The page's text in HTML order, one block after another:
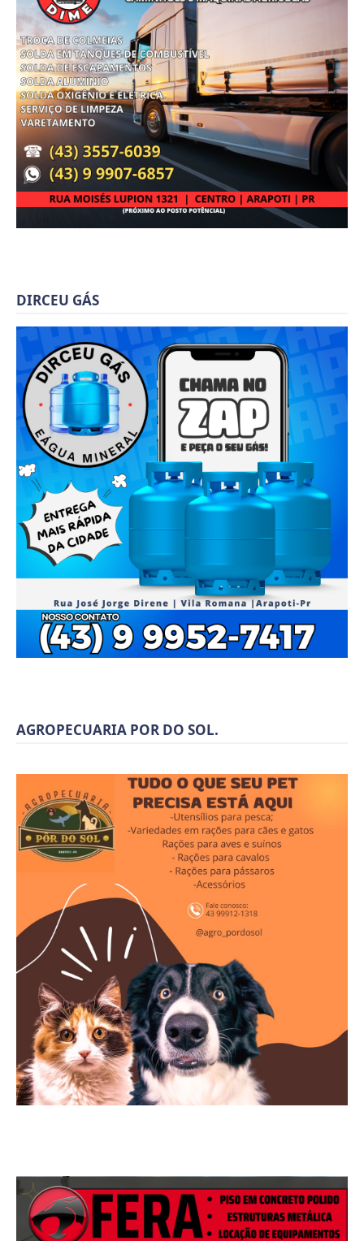
DIRCEU GÁS
AGROPECUARIA POR DO SOL.